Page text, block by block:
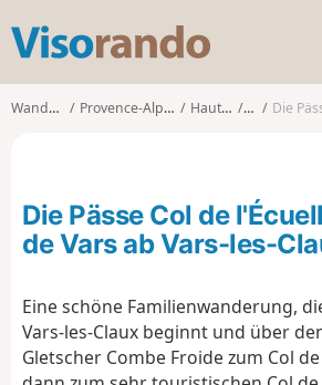
s
o
o
Wanderungen Provence-Alpes-Côte d'Azur Hautes-Alpes VarsDie Pässe Col
Die Pässe Col de
de Vars ab Vars-les-
Eine schöne Familienwanderung,
Vars-les-Claux beginnt und über
Gletscher Combe Froide zum Col